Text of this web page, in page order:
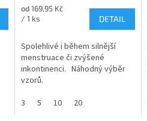
4,9
z
hvězdiček.
Měrná
cena:
od 169,95 Kč
/ 1 ks
DETAIL
Spolehlivé i během silnější
menstruace či zvýšené
inkontinenci. Náhodný výběr
vzorů.
3
5 10 20